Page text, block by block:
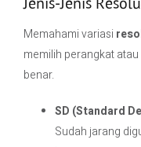
Memahami variasi
memilih perangkat
benar.
SD (Standard
Sudah jarang